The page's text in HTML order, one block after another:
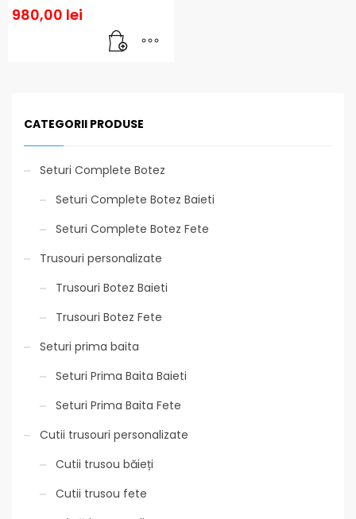
980,00 lei
CATEGORII PRODUSE
Seturi Complete Botez
Seturi Complete Botez Baieti
Seturi Complete Botez Fete
Trusouri personalizate
Trusouri Botez Baieti
Trusouri Botez Fete
Seturi prima baita
Seturi Prima Baita Baieti
Seturi Prima Baita Fete
Cutii trusouri personalizate
Cutii trusou băieți
Cutii trusou fete